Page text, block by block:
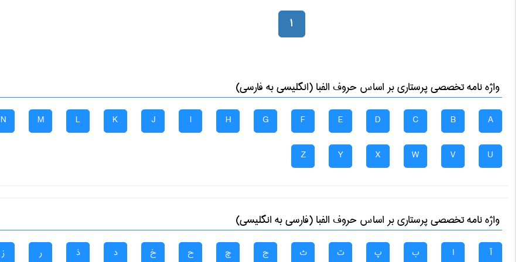
1
واژه نامه تخصصیپرستاریبر اساس حروف الفبا (انگلیسی به فارسی)
A
B
C
D
E
F
G
H
I
J
K
L
M
N
U
V
W
X
Y
Z
واژه نامه تخصصیپرستاریبر اساس حروف الفبا (فارسی به انگلیسی)
آ ا ب پ ت ث ج چ ح خ د ذ ر ز